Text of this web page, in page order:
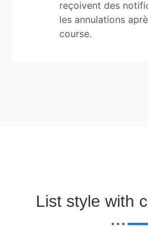
reçoivent des
les annulations
course.
List style with